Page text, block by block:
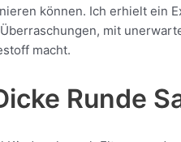
können. Ich erhielt ein
mit
macht.
Runde